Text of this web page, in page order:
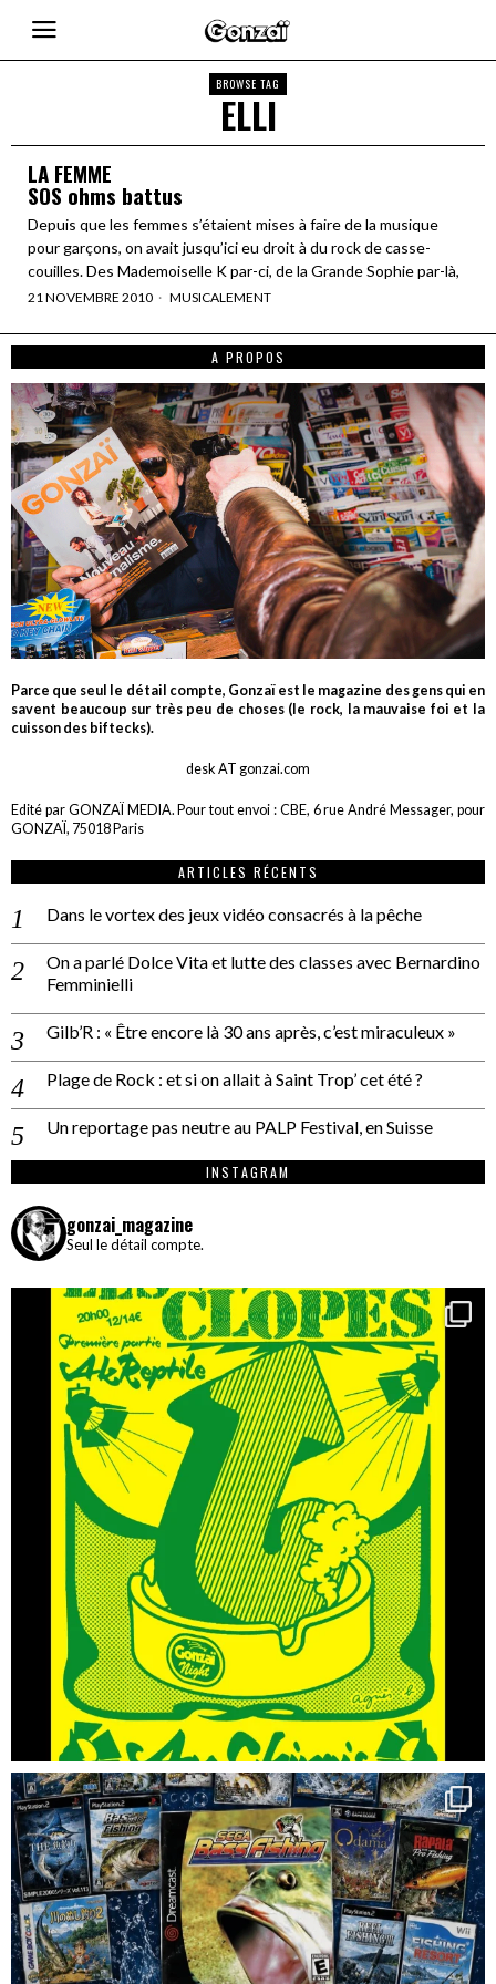
BROWSE TAG
ELLI
LA FEMME
SOS ohms battus
Depuis que les femmes s’étaient mises à faire de la musique
pour garçons, on avait jusqu’ici eu droit à du rock de casse-
couilles. Des Mademoiselle K par-ci, de la Grande Sophie par-là,
21 NOVEMBRE 2010 MUSICALEMENT
A PROPOS
Parce que seul le détail compte, Gonzaï est le magazine des gens qui en
savent beaucoup sur très peu de choses (le rock, la mauvaise foi et la
cuisson des biftecks).
desk AT gonzai.com
Edité par GONZAÏ MEDIA. Pour tout envoi : CBE, 6 rue André Messager, pour
GONZAÏ, 75018 Paris
ARTICLES RÉCENTS
Dans le vortex des jeux vidéo consacrés à la pêche
On a parlé Dolce Vita et lutte des classes avec Bernardino
Femminielli
Gilb’R : « Être encore là 30 ans après, c’est miraculeux »
Plage de Rock : et si on allait à Saint Trop’ cet été ?
Un reportage pas neutre au PALP Festival, en Suisse
INSTAGRAM
gonzai_magazine
Seul le détail compte.